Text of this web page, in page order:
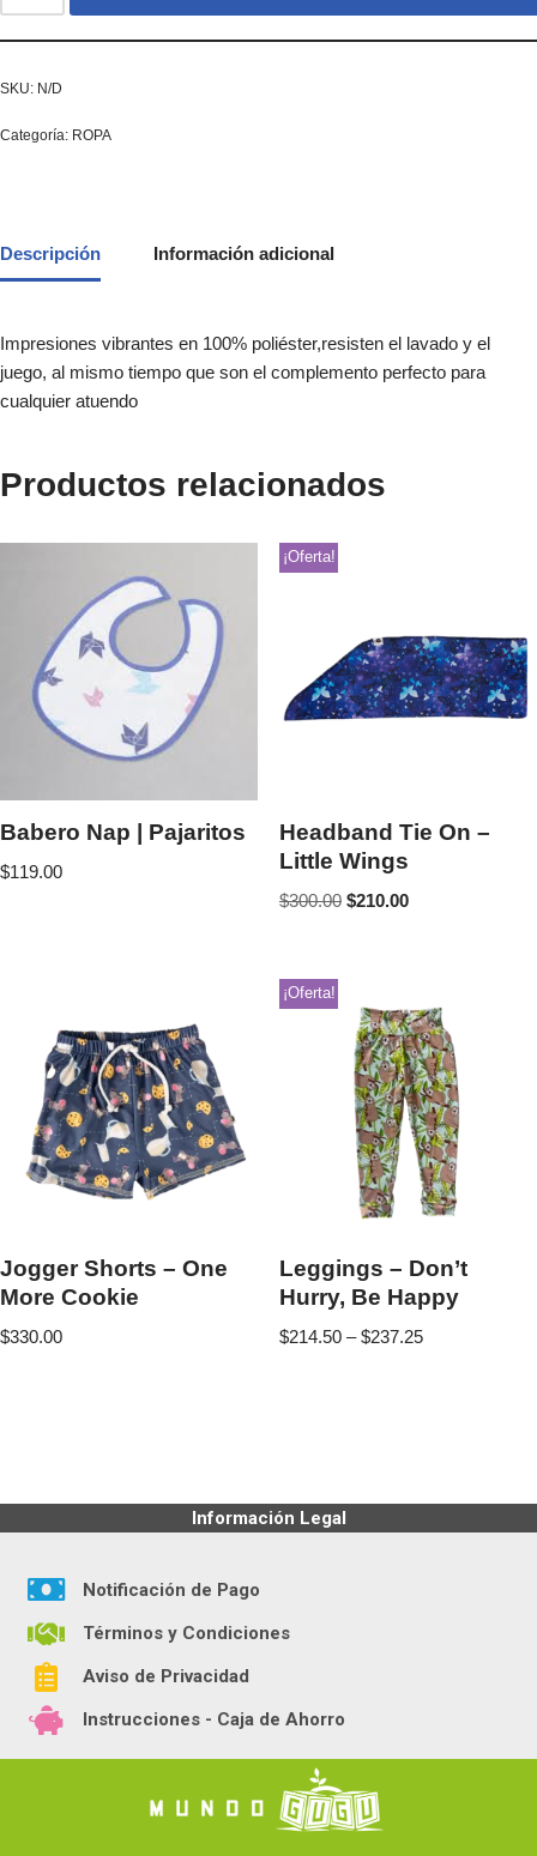
SKU: N/D
Categoría: ROPA
Descripción Información adicional
Impresiones vibrantes en 100% poliéster,resisten el lavado y el
juego, al mismo tiempo que son el complemento perfecto para
cualquier atuendo
Productos relacionados
Babero Nap | Pajaritos
$119.00
¡Oferta!
Headband Tie On –
Little Wings
$300.00 $210.00
Jogger Shorts – One
More Cookie
$330.00
¡Oferta!
Leggings – Don’t
Hurry, Be Happy
$214.50 – $237.25
Información Legal
Notificación de Pago
Términos y Condiciones
Aviso de Privacidad
Instrucciones - Caja de Ahorro